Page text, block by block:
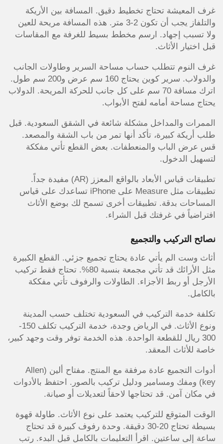
غرف المعيشة تحتاج تخطيط دقيق. المسافة بين الأريكة
والتلفاز يجب أن تكون 2-3 متر. هذه المسافة مريحة للعين
ولا تسبب إجهاد. ارسم مخطط بسيط للغرفة مع المقاسات
قبل اختيار الأثاث.
غرف النوم تتطلب حساب مساحة السرير وطاولات الجانب
والدولاب. سرير كوين يحتاج 160 سم عرض و200 سم طول.
اترك مسافة 70 سم على كل جانب للحركة المريحة. الدولاب
يحتاج مساحة أمامه لفتح الأبواب.
الممرات والمداخل مشكلة شائعة في الشقق السعودية. قبل
طلب أريكة كبيرة، تأكد أنها تمر من باب الشقة والمصعد.
قس عرض الباب والمنعطفات. بعض القطع تأتي مفككة
لتسهيل الدخول.
تطبيقات قياس الأبعاد بالواقع المعزز (AR) مفيدة جداً.
تطبيقات مثل Measure على iPhone تساعدك على قياس
المساحات بدقة. تطبيقات أخرى تسمح لك بوضع الأثاث
افتراضياً في غرفتك قبل الشراء.
نصائح التركيب والتجميع
أثاث وست الم يأتي عادة يحتاج تجميع جزئي. القطع الكبيرة
مثل الأرائك قد تأتي مجمعة بنسبة 80%. تحتاج فقط تركيب
الأرجل أو ربط الأجزاء. الطاولات والرفوف تأتي مفككة
بالكامل.
تكلفة خدمة التركيب في السعودية تختلف حسب المدينة
ونوع الأثاث. في الرياض وجدة، خدمة التركيب تكلف 150-
300 ريال للقطعة الواحدة. هذه الخدمة توفر وقت وجهد كبير،
خاصة للأثاث المعقد.
أدوات التجميع عادة مرفقة مع المنتج. مفتاح ألين (Allen
key) ومفك ومسامير ودليل تركيب بالصور. احتفظ بالأدوات
في مكان آمن. قد تحتاجها لاحقاً لتعديلات أو صيانة.
الوقت المتوقع للتركيب يعتمد على نوع الأثاث. طاولة قهوة
بسيطة تحتاج 20-30 دقيقة. وحدة رفوف كبيرة قد تحتاج
ساعة إلى ساعتين. اقرأ التعليمات بالكامل قبل البدء. رتب